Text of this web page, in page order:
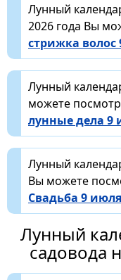
Лунный
2026 года Вы
стрижка волос
Лунный
можете
лунные дела 9
Лунный
Вы можете
Свадьба 9
Лунный
садовода